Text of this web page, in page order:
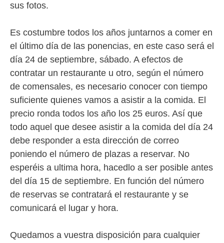
sus fotos.
Es costumbre todos los años juntarnos a comer en
el último día de las ponencias, en este caso será el
día 24 de septiembre, sábado. A efectos de
contratar un restaurante u otro, según el número
de comensales, es necesario conocer con tiempo
suficiente quienes vamos a asistir a la comida. El
precio ronda todos los año los 25 euros. Así que
todo aquel que desee asistir a la comida del día 24
debe responder a esta dirección de correo
poniendo el número de plazas a reservar. No
esperéis a ultima hora, hacedlo a ser posible antes
del día 15 de septiembre. En función del número
de reservas se contratará el restaurante y se
comunicará el lugar y hora.
Quedamos a vuestra disposición para cualquier